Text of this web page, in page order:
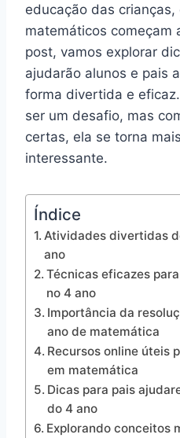
educação das
matemáticos começam
post, vamos explorar
ajudarão alunos e pais
forma divertida e
ser um desafio, mas
certas, ela se torna
interessante.
Índice
Atividades divertidas
ano
Técnicas eficazes
no 4 ano
Importância da
ano de matemática
Recursos online úteis
em matemática
Dicas para pais
do 4 ano
Explorando conceitos